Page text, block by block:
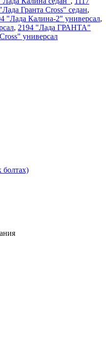
Гранта Cross" седан,
"Лада Калина-2" универсал,
, 2194 "Лада ГРАНТА"
универсал
болтах)